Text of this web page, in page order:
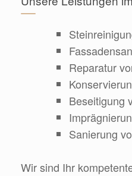
Reparatur
Beseitigung
Sanierung
Wir sind Ihr